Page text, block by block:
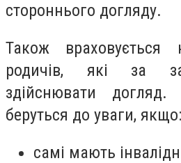
стороннього догляду.
Також враховується
родичів, які за
здійснювати
беруться до уваги, якщо:
самі мають